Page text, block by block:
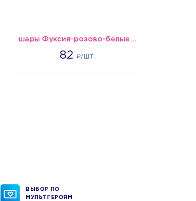
шары Фуксия-розово-белые пастельные
82 ₽/ШТ.
1637
ВЫБОР ПО
МУЛЬТГЕРОЯМ